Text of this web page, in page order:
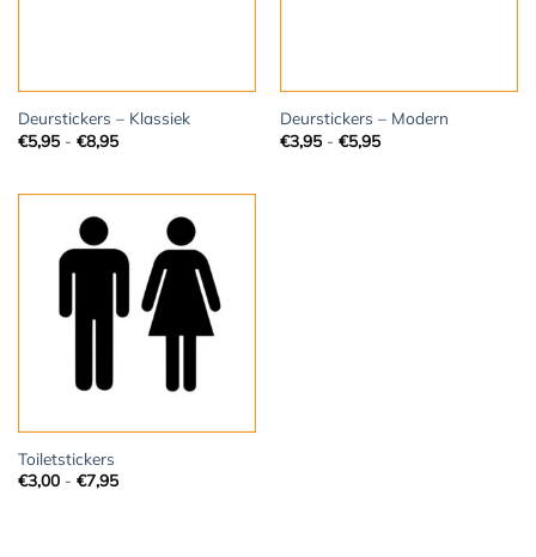
Deurstickers – Klassiek
€5,95 - €8,95Prijsklasse:
Deurstickers – Modern
€3,95 - €5,95Prijsklasse:
Toiletstickers
€3,00 - €7,95Prijsklasse: